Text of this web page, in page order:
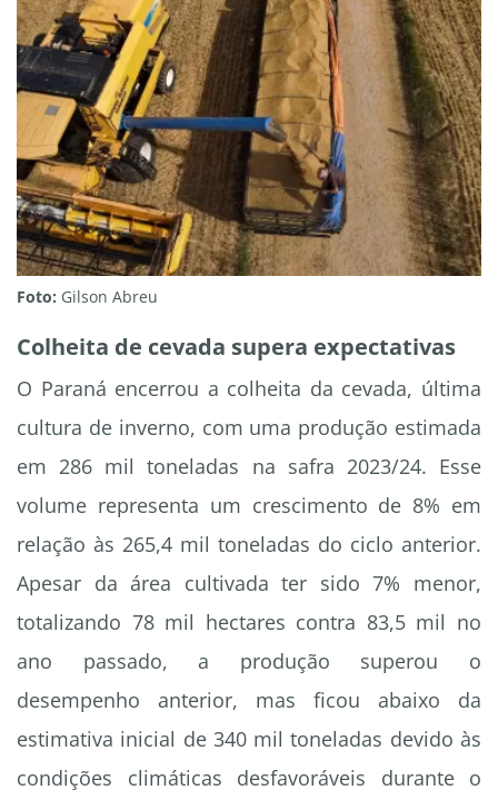
Foto: Gilson Abreu
Colheita de cevada supera expectativas
O Paraná encerrou a colheita da cevada, última
cultura de inverno, com uma produção estimada
em 286 mil toneladas na safra 2023/24. Esse
volume representa um crescimento de 8% em
relação às 265,4 mil toneladas do ciclo anterior.
Apesar da área cultivada ter sido 7% menor,
totalizando 78 mil hectares contra 83,5 mil no
ano passado, a produção superou o
desempenho anterior, mas ficou abaixo da
estimativa inicial de 340 mil toneladas devido às
condições climáticas desfavoráveis durante o